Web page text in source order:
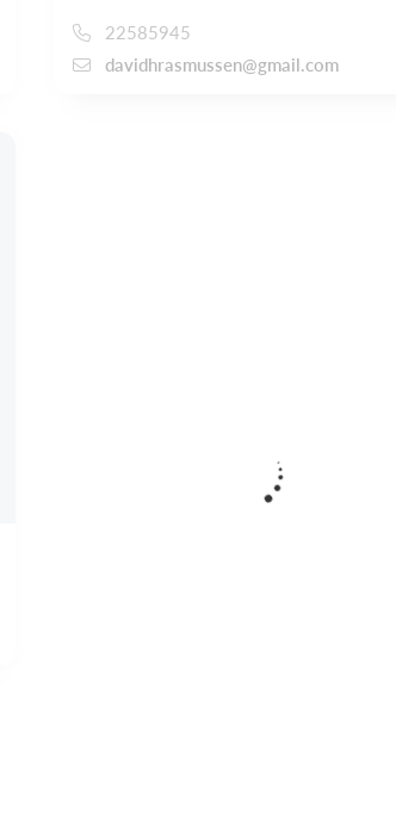
22585945
davidhrasmussen@gmail.com